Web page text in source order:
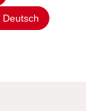
Deutsch